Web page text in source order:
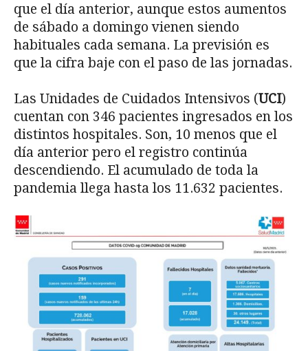
que el día anterior, aunque estos aumentos
de sábado a domingo vienen siendo
habituales cada semana. La previsión es
que la cifra baje con el paso de las jornadas.
Las Unidades de Cuidados Intensivos (UCI)
cuentan con 346 pacientes ingresados en los
distintos hospitales. Son, 10 menos que el
día anterior pero el registro continúa
descendiendo. El acumulado de toda la
pandemia llega hasta los 11.632 pacientes.